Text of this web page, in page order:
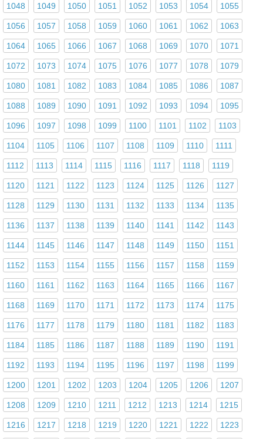
1048 1049 1050 1051 1052 1053 1054 1055
1056 1057 1058 1059 1060 1061 1062 1063
1064 1065 1066 1067 1068 1069 1070 1071
1072 1073 1074 1075 1076 1077 1078 1079
1080 1081 1082 1083 1084 1085 1086 1087
1088 1089 1090 1091 1092 1093 1094 1095
1096 1097 1098 1099 1100 1101 1102 1103
1104 1105 1106 1107 1108 1109 1110 1111
1112 1113 1114 1115 1116 1117 1118 1119
1120 1121 1122 1123 1124 1125 1126 1127
1128 1129 1130 1131 1132 1133 1134 1135
1136 1137 1138 1139 1140 1141 1142 1143
1144 1145 1146 1147 1148 1149 1150 1151
1152 1153 1154 1155 1156 1157 1158 1159
1160 1161 1162 1163 1164 1165 1166 1167
1168 1169 1170 1171 1172 1173 1174 1175
1176 1177 1178 1179 1180 1181 1182 1183
1184 1185 1186 1187 1188 1189 1190 1191
1192 1193 1194 1195 1196 1197 1198 1199
1200 1201 1202 1203 1204 1205 1206 1207
1208 1209 1210 1211 1212 1213 1214 1215
1216 1217 1218 1219 1220 1221 1222 1223